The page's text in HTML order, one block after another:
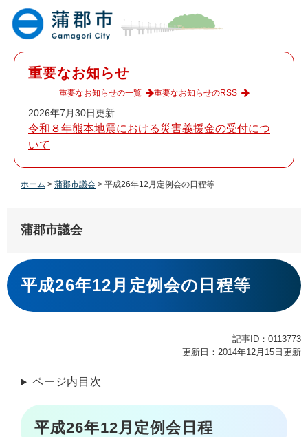
重要なお知らせ
2026年7月30日更新
令和８年熊本地震における災害義援金の受付につ
いて
重要なお知らせの一覧 重要なお知らせのRSS
ホーム > 蒲郡市議会 > 平成26年12月定例会の日程等
蒲郡市議会
本
文
平成26年12月定例会の日程等
記事ID：0113773
更新日：2014年12月15日更新
ページ内目次
平成26年12月定例会日程